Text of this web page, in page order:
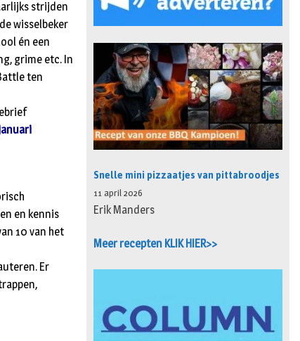
strijden
wisselbeker
én een
grime etc. In
ten
en kennis
10 van het
Er
Snelle mini pizzaatjes van pittabroodjes
11 april 2026
Erik Manders
Meer recepten KLIK HIER>>